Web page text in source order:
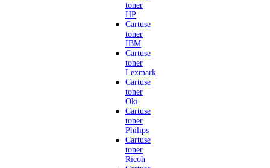
toner
HP
Cartuse
toner
IBM
Cartuse
toner
Lexmark
Cartuse
toner
Oki
Cartuse
toner
Philips
Cartuse
toner
Ricoh